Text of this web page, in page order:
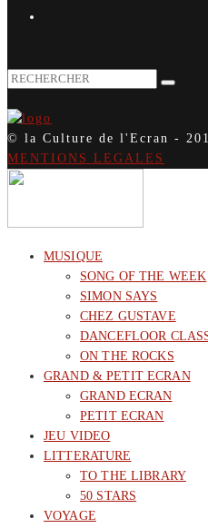
© la Culture de l'Ecran -
MENTIONS LEGALES
MUSIQUE
SONG OF THE WEEK
SIMON SAYS
CHEZ GUSTAVE
DANCEFLOOR
ON THE ROCKS
GRAND & PETIT ECRAN
GRAND ECRAN
PETIT ECRAN
JEU VIDEO
LITTERATURE
TO THE LIBRARY
50 STARS
VOYAGE